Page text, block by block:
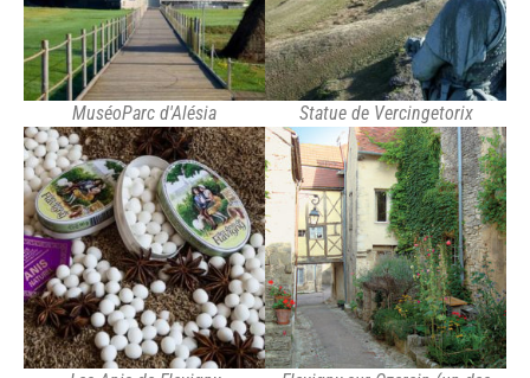
MuséoParc d'Alésia Statue de Vercingetorix